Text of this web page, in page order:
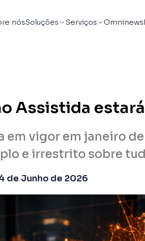
nósSoluções Serviços Omninews
Assistida
em vigor em janeiro
e irrestrito sobre
de Junho de 2026